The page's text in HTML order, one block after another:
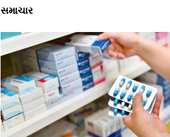
સમાચાર